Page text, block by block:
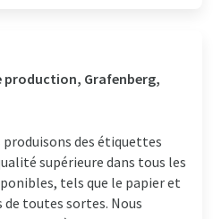
production, Grafenberg,
produisons des étiquettes
supérieure dans tous les
tels que le papier et
toutes sortes. Nous